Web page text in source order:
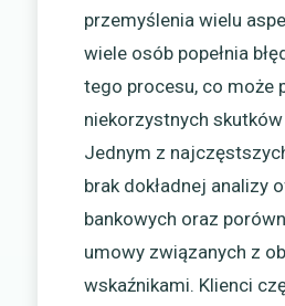
przemyślenia wielu
wiele osób popełnia
tego procesu, co może
niekorzystnych
Jednym z
brak dokładnej analizy
bankowych oraz
umowy związanych z
wskaźnikami. Klienci